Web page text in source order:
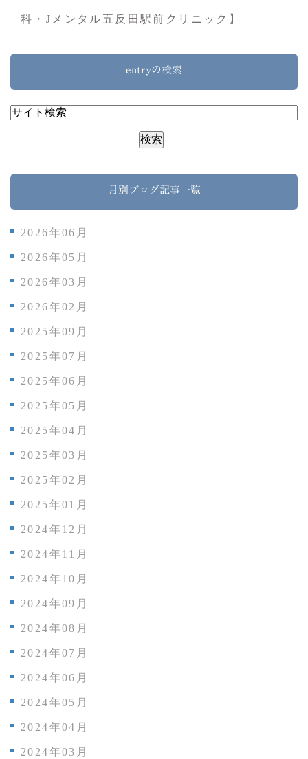
科・Jメンタル五反田駅前クリニック】
entryの検索
月別ブログ記事一覧
2026年06月
2026年05月
2026年03月
2026年02月
2025年09月
2025年07月
2025年06月
2025年05月
2025年04月
2025年03月
2025年02月
2025年01月
2024年12月
2024年11月
2024年10月
2024年09月
2024年08月
2024年07月
2024年06月
2024年05月
2024年04月
2024年03月